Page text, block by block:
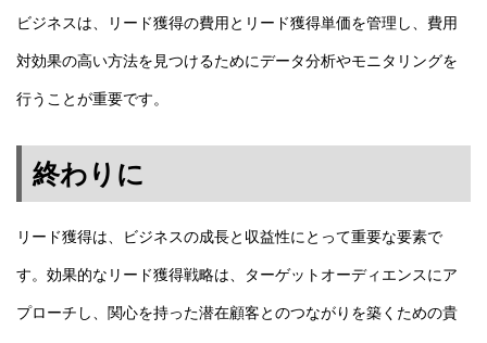
ビジネスは、リード獲得の費用とリード獲得単価を管理し、費用
対効果の高い方法を見つけるためにデータ分析やモニタリングを
行うことが重要です。
終わりに
リード獲得は、ビジネスの成長と収益性にとって重要な要素で
す。効果的なリード獲得戦略は、ターゲットオーディエンスにア
プローチし、関心を持った潜在顧客とのつながりを築くための貴